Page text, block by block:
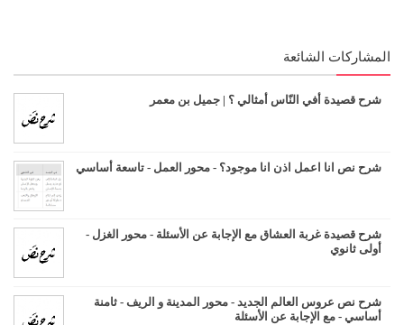
المشاركات الشائعة
شرح قصيدة أفي النّاس أمثالي ؟ | جميل بن معمر
شرح نص انا اعمل اذن انا موجود؟ - محور العمل - تاسعة أساسي
شرح قصيدة غربة العشاق مع الإجابة عن الأسئلة - محور الغزل -
أولى ثانوي
شرح نص عروس العالم الجديد - محور المدينة و الريف - ثامنة
أساسي - مع الإجابة عن الأسئلة